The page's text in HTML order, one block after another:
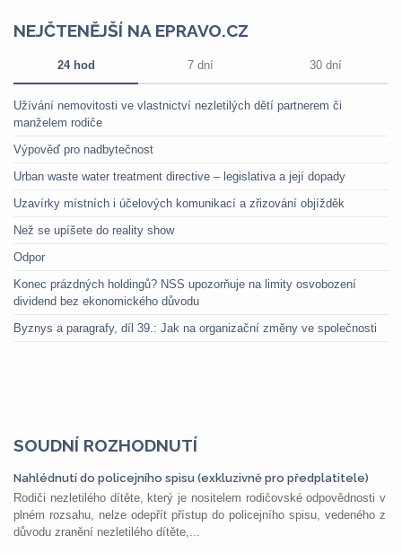
NEJČTENĚJŠÍ NA EPRAVO.CZ
24 hod 7 dní 30 dní
Užívání nemovitosti ve vlastnictví nezletilých dětí partnerem či
manželem rodiče
Výpověď pro nadbytečnost
Urban waste water treatment directive – legislativa a její dopady
Uzavírky místních i účelových komunikací a zřizování objížděk
Než se upíšete do reality show
Odpor
Konec prázdných holdingů? NSS upozorňuje na limity osvobození
dividend bez ekonomického důvodu
Byznys a paragrafy, díl 39.: Jak na organizační změny ve společnosti
SOUDNÍ ROZHODNUTÍ
Nahlédnutí do policejního spisu (exkluzivně pro předplatitele)
Rodiči nezletilého dítěte, který je nositelem rodičovské odpovědnosti v
plném rozsahu, nelze odepřít přístup do policejního spisu, vedeného z
důvodu zranění nezletilého dítěte,...